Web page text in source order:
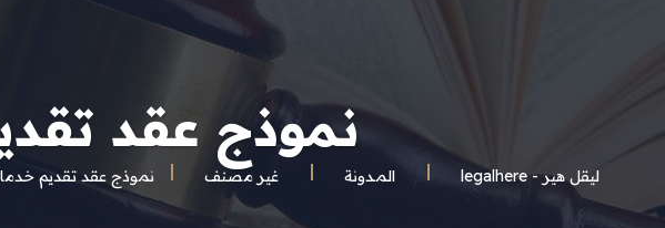
نموذج عقد
ليقل هير - legalhere المـدونة غير مصنف نموذج عقد تقديم